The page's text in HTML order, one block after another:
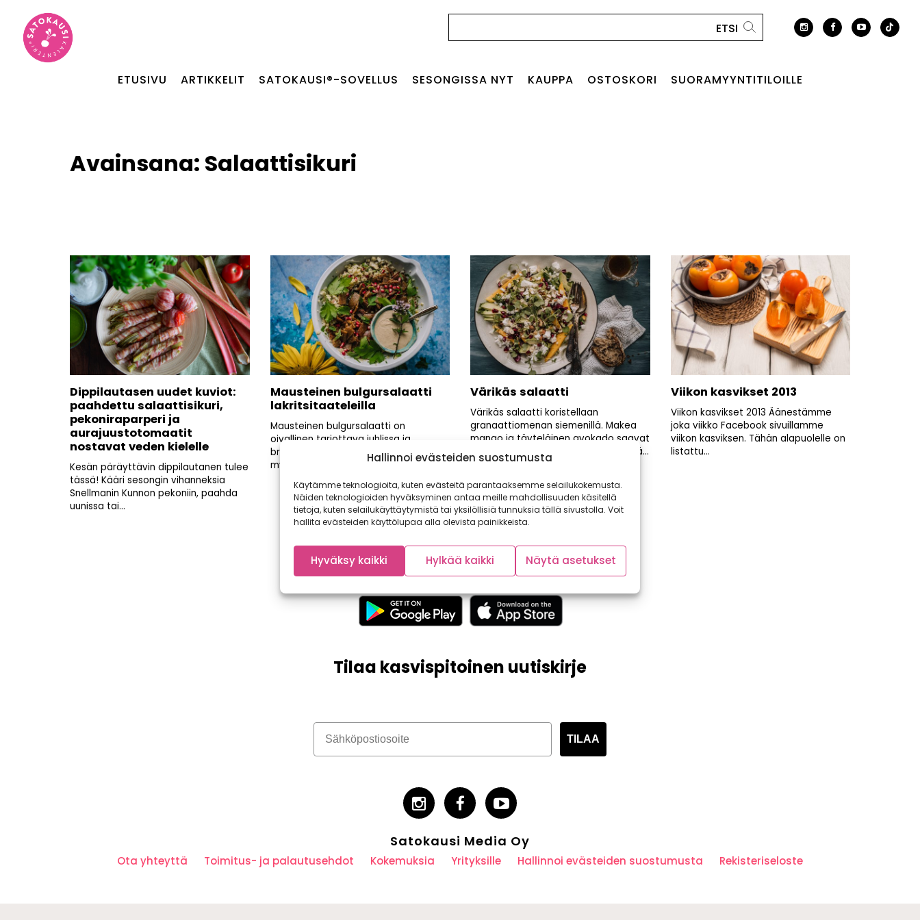
Hallinnoi evästeiden suostumusta
Käytämme teknologioita, kuten evästeitä parantaaksemme selailukokemusta.
Näiden teknologioiden hyväksyminen antaa meille mahdollisuuden käsitellä
tietoja, kuten selailukäyttäytymistä tai yksilöllisiä tunnuksia tällä sivustolla. Voit
hallita evästeiden käyttölupaa alla olevista painikkeista.
Hyväksy kaikki Hylkää kaikki Näytä asetukset
ETUSIVU ARTIKKELIT SATOKAUSI®-SOVELLUS SESONGISSA NYT KAUPPA OSTOSKORI SUORAMYYNTITILOILLE
Avainsana: Salaattisikuri
Dippilautasen uudet kuviot:
paahdettu salaattisikuri,
pekoniraparperi ja
aurajuustotomaatit
nostavat veden kielelle
Kesän päräyttävin dippilautanen tulee
tässä! Kääri sesongin vihanneksia
Snellmanin Kunnon pekoniin, paahda
uunissa tai...
Mausteinen bulgursalaatti
lakritsitaateleilla
Mausteinen bulgursalaatti on
oivallinen tarjottava juhlissa ja
brunssilla, mutta se toimii mainiosti
myös...
Värikäs salaatti
Värikäs salaatti koristellaan
granaattiomenan siemenillä. Makea
mango ja täyteläinen avokado saavat
vastapainoa fetajuustosta. Pyöräytä...
Viikon kasvikset 2013
Viikon kasvikset 2013 Äänestämme
joka viikko Facebook sivuillamme
viikon kasviksen. Tähän alapuolelle on
listattu...
Tilaa kasvispitoinen uutiskirje
TILAA
Satokausi Media Oy
Ota yhteyttä Toimitus- ja palautusehdot Kokemuksia Yrityksille Hallinnoi evästeiden suostumusta Rekisteriseloste